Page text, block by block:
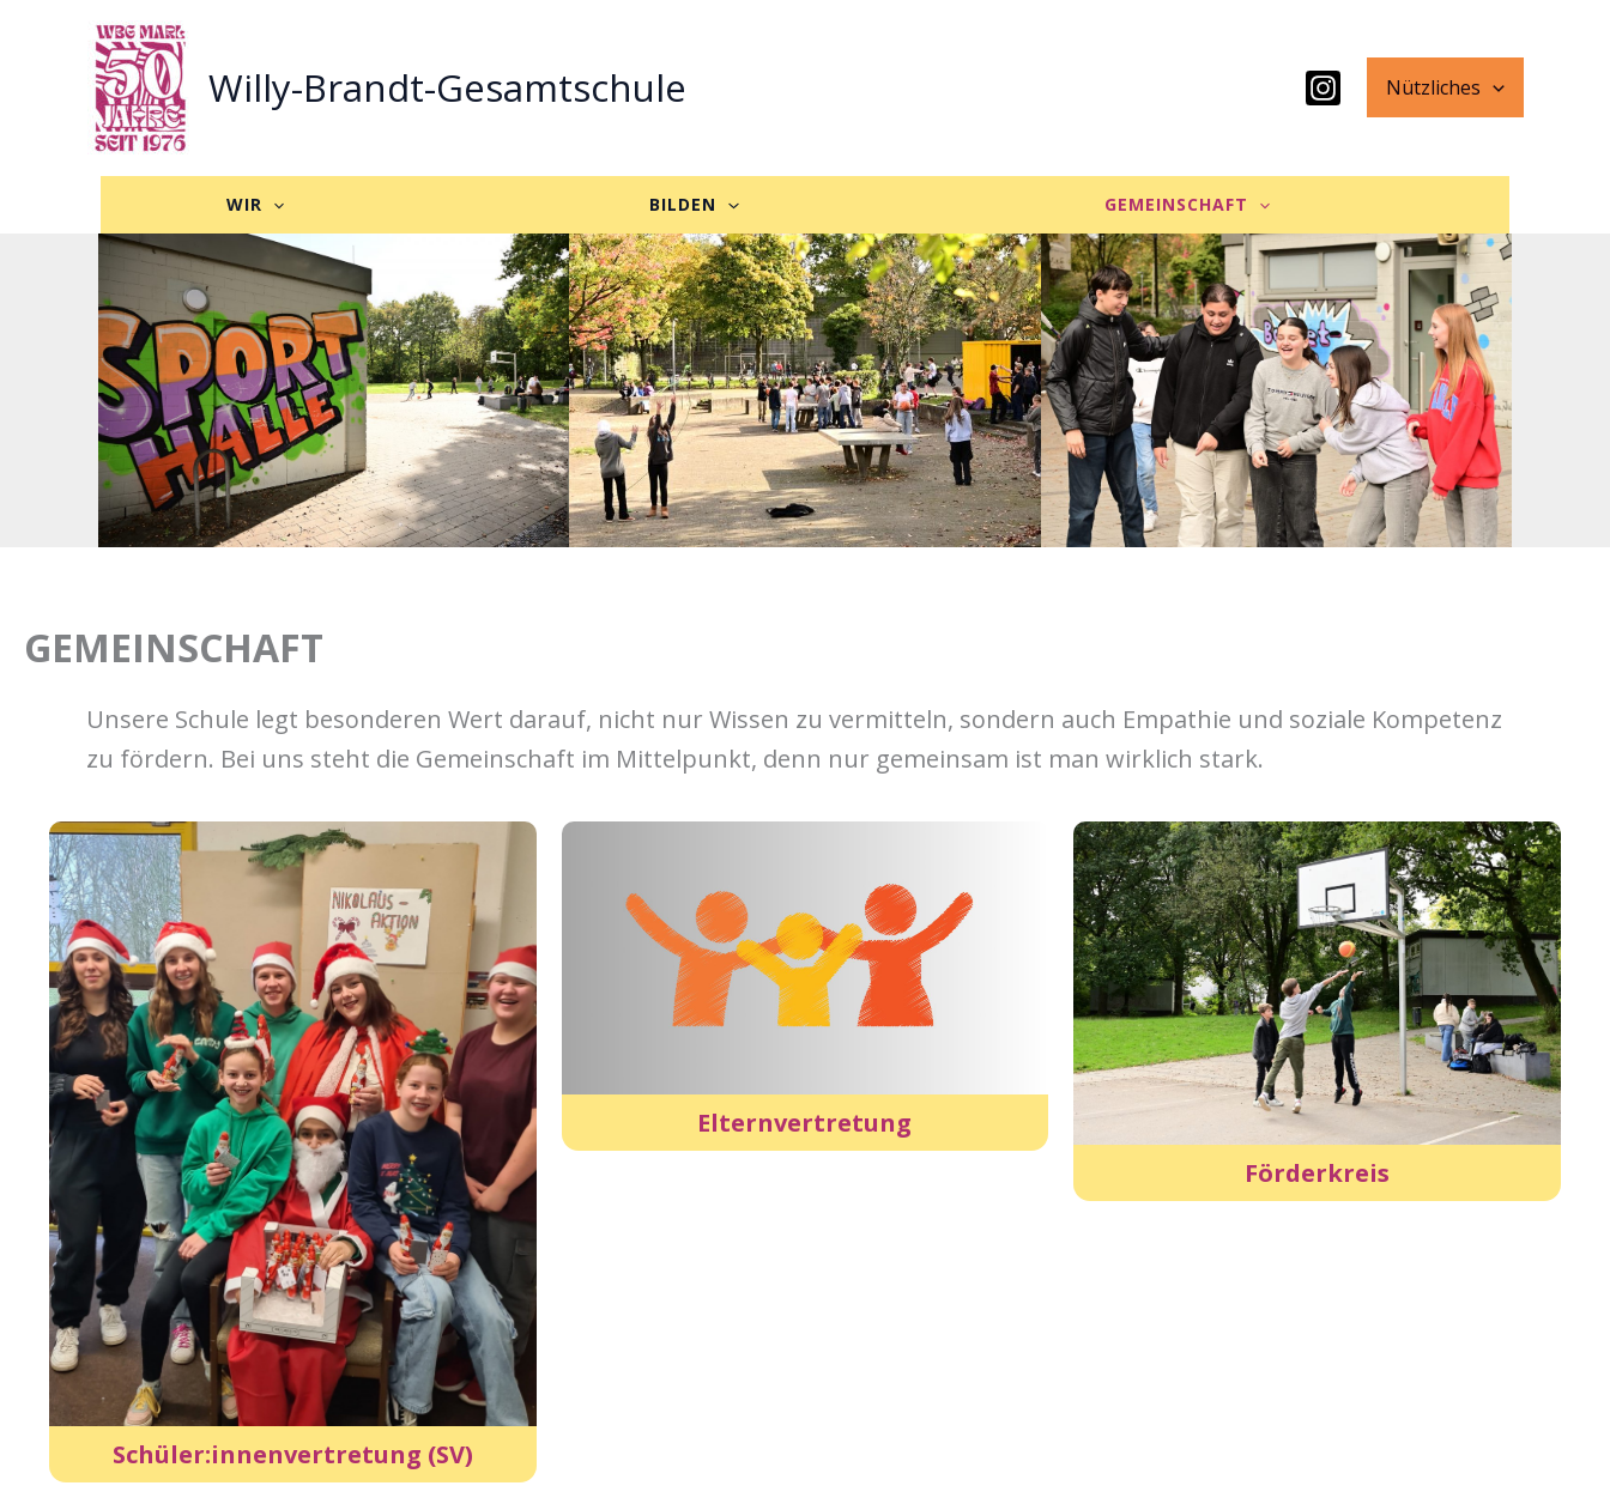
Willy-Brandt-Gesamtschule Nützliches
WIR BILDEN GEMEINSCHAFT
GEMEINSCHAFT
Unsere Schule legt besonderen Wert darauf, nicht nur Wissen zu vermitteln, sondern auch Empathie und soziale Kompetenz
zu fördern. Bei uns steht die Gemeinschaft im Mittelpunkt, denn nur gemeinsam ist man wirklich stark.
Schüler:innenvertretung (SV)
Elternvertretung
Förderkreis